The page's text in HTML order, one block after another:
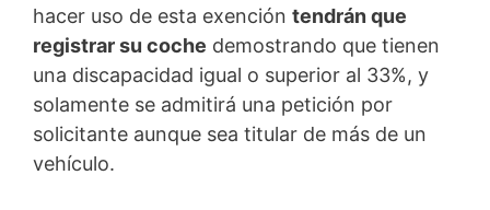
hacer uso de esta exención tendrán que
registrar su coche demostrando que tienen
una discapacidad igual o superior al 33%, y
solamente se admitirá una petición por
solicitante aunque sea titular de más de un
vehículo.